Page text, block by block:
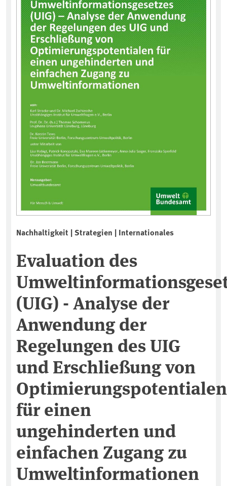
Nachhaltigkeit | Strategien | Internationales
Evaluation des
(UIG) - Analyse der
Anwendung der
Regelungen des UIG
und Erschließung von
Optimierungspotentialen
für einen
ungehinderten und
einfachen Zugang zu
Umweltinformationen